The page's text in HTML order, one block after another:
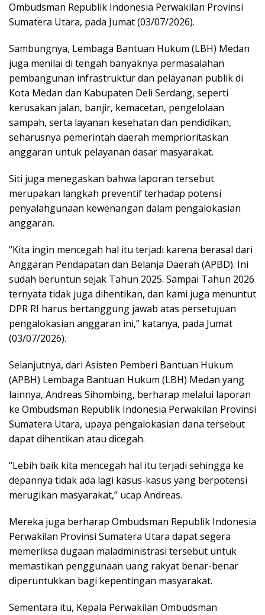
Ombudsman Republik Indonesia Perwakilan Provinsi
Sumatera Utara, pada Jumat (03/07/2026).
Sambungnya, Lembaga Bantuan Hukum (LBH) Medan
juga menilai di tengah banyaknya permasalahan
pembangunan infrastruktur dan pelayanan publik di
Kota Medan dan Kabupaten Deli Serdang, seperti
kerusakan jalan, banjir, kemacetan, pengelolaan
sampah, serta layanan kesehatan dan pendidikan,
seharusnya pemerintah daerah memprioritaskan
anggaran untuk pelayanan dasar masyarakat.
Siti juga menegaskan bahwa laporan tersebut
merupakan langkah preventif terhadap potensi
penyalahgunaan kewenangan dalam pengalokasian
anggaran.
“Kita ingin mencegah hal itu terjadi karena berasal dari
Anggaran Pendapatan dan Belanja Daerah (APBD). Ini
sudah beruntun sejak Tahun 2025. Sampai Tahun 2026
ternyata tidak juga dihentikan, dan kami juga menuntut
DPR RI harus bertanggung jawab atas persetujuan
pengalokasian anggaran ini,” katanya, pada Jumat
(03/07/2026).
Selanjutnya, dari Asisten Pemberi Bantuan Hukum
(APBH) Lembaga Bantuan Hukum (LBH) Medan yang
lainnya, Andreas Sihombing, berharap melalui laporan
ke Ombudsman Republik Indonesia Perwakilan Provinsi
Sumatera Utara, upaya pengalokasian dana tersebut
dapat dihentikan atau dicegah.
“Lebih baik kita mencegah hal itu terjadi sehingga ke
depannya tidak ada lagi kasus-kasus yang berpotensi
merugikan masyarakat,” ucap Andreas.
Mereka juga berharap Ombudsman Republik Indonesia
Perwakilan Provinsi Sumatera Utara dapat segera
memeriksa dugaan maladministrasi tersebut untuk
memastikan penggunaan uang rakyat benar-benar
diperuntukkan bagi kepentingan masyarakat.
Sementara itu, Kepala Perwakilan Ombudsman